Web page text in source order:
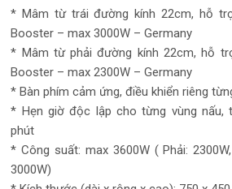
* Mâm từ trái đường kính 22cm, hỗ
Booster – max 3000W – Germany
* Mâm từ phải đường kính 22cm, hỗ
Booster – max 2300W – Germany
* Bàn phím cảm ứng, điều khiển riêng
* Hẹn giờ độc lập cho từng vùng nấu,
phút
* Công suất: max 3600W ( Phải:
3000W)